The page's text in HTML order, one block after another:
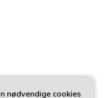
nødvendige cookies